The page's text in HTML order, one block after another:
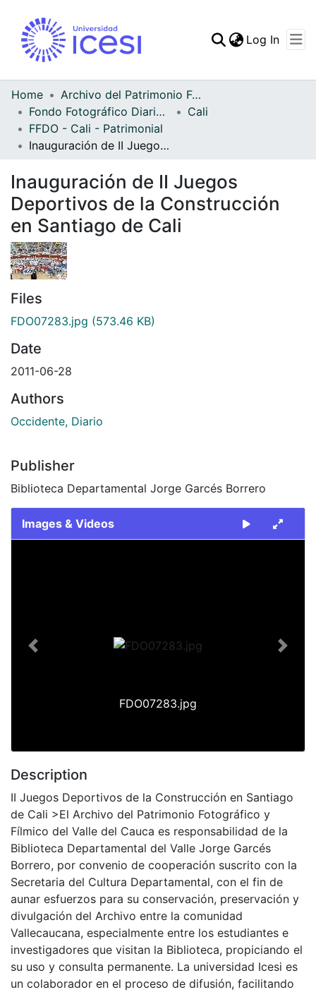
Statistics
Log In
Home
Archivo del Patrimonio Fotográfico y Fílmico del Valle del Cauca
Fondo Fotográfico Diario Occidente
Cali
FFDO - Cali - Patrimonial
Inauguración de II Juegos Deportivos de la Construcción en Santiago de Cali
Inauguración de II Juegos
Deportivos de la Construcción
en Santiago de Cali
Files
FDO07283.jpg (573.46 KB)
Date
2011-06-28
Authors
Occidente, Diario
Publisher
Biblioteca Departamental Jorge Garcés Borrero
Images & Videos
FDO07283.jpg
Previous Next
Description
II Juegos Deportivos de la Construcción en Santiago
de Cali >El Archivo del Patrimonio Fotográfico y
Fílmico del Valle del Cauca es responsabilidad de la
Biblioteca Departamental del Valle Jorge Garcés
Borrero, por convenio de cooperación suscrito con la
Secretaria del Cultura Departamental, con el fin de
aunar esfuerzos para su conservación, preservación y
divulgación del Archivo entre la comunidad
Vallecaucana, especialmente entre los estudiantes e
investigadores que visitan la Biblioteca, propiciando el
su uso y consulta permanente. La universidad Icesi es
un colaborador en el proceso de difusión, facilitando